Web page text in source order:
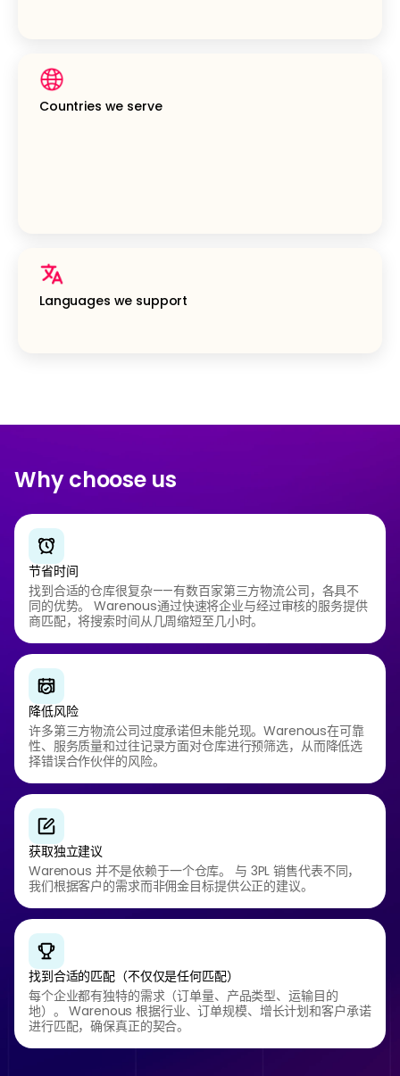
Countries we serve
Languages we support
Why choose us
节省时间
找到合适的仓库很复杂——有数百家第三方物流公司，各具不
同的优势。 Warenous通过快速将企业与经过审核的服务提供
商匹配，将搜索时间从几周缩短至几小时。
降低风险
许多第三方物流公司过度承诺但未能兑现。Warenous在可靠
性、服务质量和过往记录方面对仓库进行预筛选，从而降低选
择错误合作伙伴的风险。
获取独立建议
Warenous 并不是依赖于一个仓库。 与 3PL 销售代表不同，
我们根据客户的需求而非佣金目标提供公正的建议。
找到合适的匹配（不仅仅是任何匹配）
每个企业都有独特的需求（订单量、产品类型、运输目的
地）。 Warenous 根据行业、订单规模、增长计划和客户承诺
进行匹配，确保真正的契合。